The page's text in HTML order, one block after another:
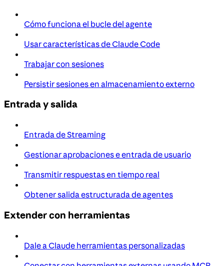
Cómo funciona el bucle del agente
Usar características de Claude Code
Trabajar con sesiones
Persistir sesiones en almacenamiento externo
Entrada y salida
Entrada de Streaming
Gestionar aprobaciones e entrada de usuario
Transmitir respuestas en tiempo real
Obtener salida estructurada de agentes
Extender con herramientas
Dale a Claude herramientas personalizadas